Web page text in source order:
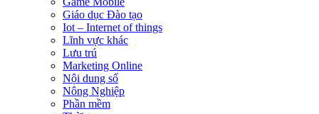
Giáo dục Đào tạo
Iot – Internet of things
Lĩnh vực khác
Lưu trú
Marketing Online
Nội dung số
Nông Nghiệp
Phần mềm